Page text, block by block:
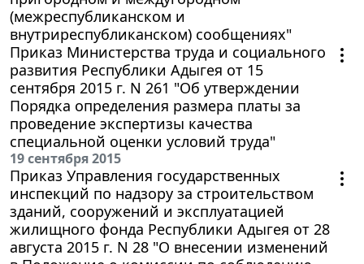
(межреспубликанском и
внутриреспубликанском) сообщениях"
Приказ Министерства труда и социального
развития Республики Адыгея от 15
сентября 2015 г. N 261 "Об утверждении
Порядка определения размера платы за
проведение экспертизы качества
специальной оценки условий труда"
19 сентября 2015
Приказ Управления государственных
инспекций по надзору за строительством
зданий, сооружений и эксплуатацией
жилищного фонда Республики Адыгея от 28
августа 2015 г. N 28 "О внесении изменений